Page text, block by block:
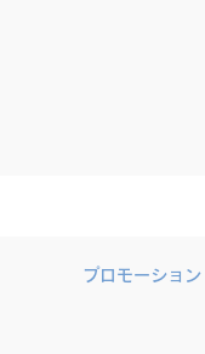
​プロモーション